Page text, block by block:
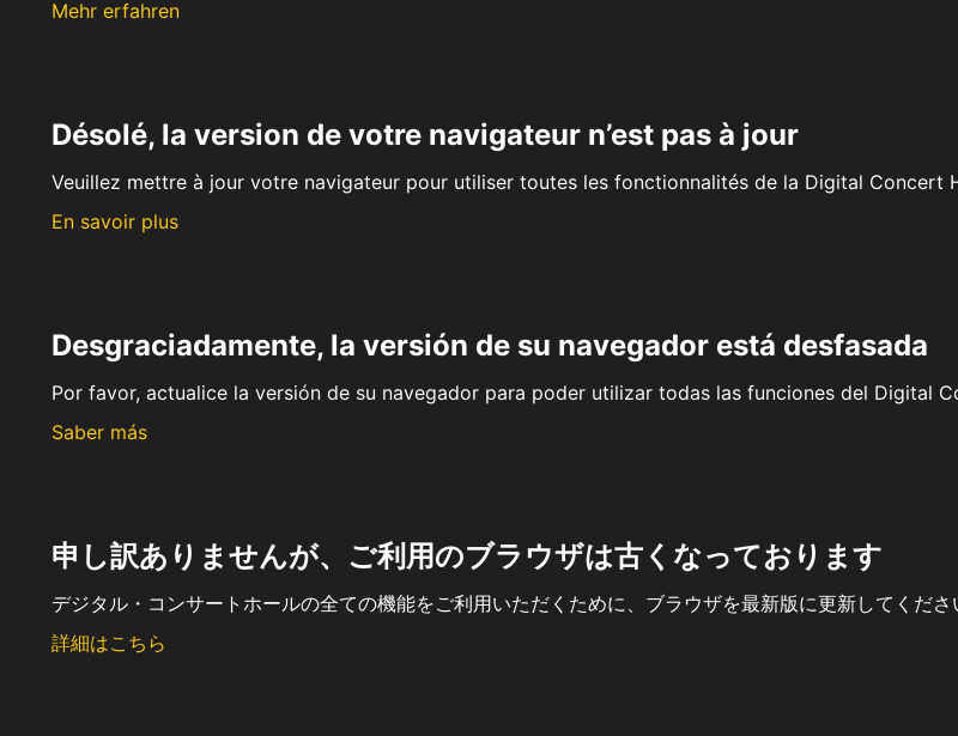
Mehr erfahren
Désolé, la version de votre navigateur n’est pas à jour
Veuillez mettre à jour votre navigateur pour utiliser toutes les fonctionnalités de la Digital Concert
En savoir plus
Desgraciadamente, la versión de su navegador está desfasada
Por favor, actualice la versión de su navegador para poder utilizar todas las funciones del Digital
Saber más
申し訳ありませんが、ご利用のブラウザは古くなっております
デジタル・コンサートホールの全ての機能をご利用いただくために、ブラウザを最新版に更新してくださ
詳細はこちら